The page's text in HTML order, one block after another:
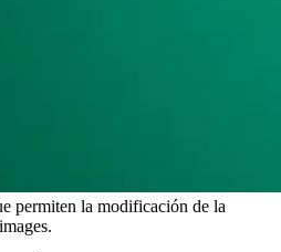
permiten la modificación de la